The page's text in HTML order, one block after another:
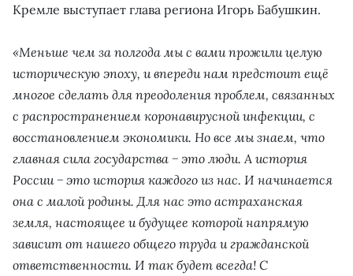
Кремле выступает глава региона Игорь Бабушкин.
«Меньше чем за полгода мы с вами прожили целую
историческую эпоху, и впереди нам предстоит ещё
многое сделать для преодоления проблем, связанных
с распространением коронавирусной инфекции, с
восстановлением экономики. Но все мы знаем, что
главная сила государства − это люди. А история
России − это история каждого из нас. И начинается
она с малой родины. Для нас это астраханская
земля, настоящее и будущее которой напрямую
зависит от нашего общего труда и гражданской
ответственности. И так будет всегда! С